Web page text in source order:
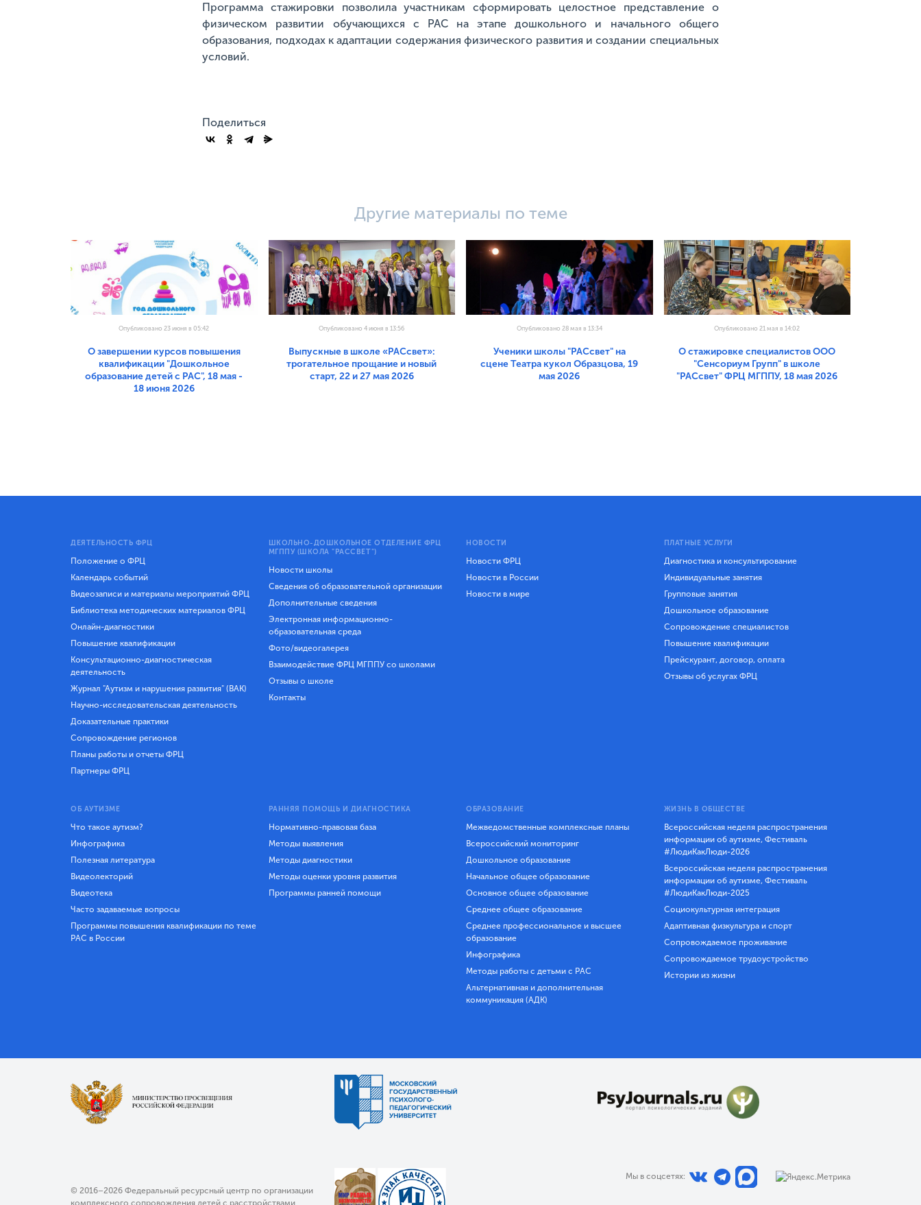
Программа стажировки позволила участникам сформировать целостное представление о
физическом развитии обучающихся с РАС на этапе дошкольного и начального общего
образования, подходах к адаптации содержания физического развития и создании специальных
условий.
Поделиться
Другие материалы по теме
Опубликовано 23 июня в 05:42
О завершении курсов повышения
квалификации "Дошкольное
образование детей с РАС", 18 мая -
18 июня 2026
Опубликовано 4 июня в 13:56
Выпускные в школе «РАСсвет»:
трогательное прощание и новый
старт, 22 и 27 мая 2026
Опубликовано 28 мая в 13:34
Ученики школы "РАСсвет" на
сцене Театра кукол Образцова, 19
мая 2026
Опубликовано 21 мая в 14:02
О стажировке специалистов ООО
"Сенсориум Групп" в школе
"РАСсвет" ФРЦ МГППУ, 18 мая 2026
ДЕЯТЕЛЬНОСТЬ ФРЦ
Положение о ФРЦ
Календарь событий
Видеозаписи и материалы мероприятий ФРЦ
Библиотека методических материалов ФРЦ
Онлайн-диагностики
Повышение квалификации
Консультационно-диагностическая
деятельность
Журнал "Аутизм и нарушения развития" (ВАК)
Научно-исследовательская деятельность
Доказательные практики
Сопровождение регионов
Планы работы и отчеты ФРЦ
Партнеры ФРЦ
ШКОЛЬНО-ДОШКОЛЬНОЕ ОТДЕЛЕНИЕ ФРЦ
МГППУ (ШКОЛА "РАССВЕТ")
Новости школы
Сведения об образовательной организации
Дополнительные сведения
Электронная информационно-
образовательная среда
Фото/видеогалерея
Взаимодействие ФРЦ МГППУ со школами
Отзывы о школе
Контакты
НОВОСТИ
Новости ФРЦ
Новости в России
Новости в мире
ПЛАТНЫЕ УСЛУГИ
Диагностика и консультирование
Индивидуальные занятия
Групповые занятия
Дошкольное образование
Сопровождение специалистов
Повышение квалификации
Прейскурант, договор, оплата
Отзывы об услугах ФРЦ
ОБ АУТИЗМЕ
Что такое аутизм?
Инфографика
Полезная литература
Видеолекторий
Видеотека
Часто задаваемые вопросы
Программы повышения квалификации по теме
РАС в России
РАННЯЯ ПОМОЩЬ И ДИАГНОСТИКА
Нормативно-правовая база
Методы выявления
Методы диагностики
Методы оценки уровня развития
Программы ранней помощи
ОБРАЗОВАНИЕ
Межведомственные комплексные планы
Всероссийский мониторинг
Дошкольное образование
Начальное общее образование
Основное общее образование
Среднее общее образование
Среднее профессиональное и высшее
образование
Инфографика
Методы работы с детьми с РАС
Альтернативная и дополнительная
коммуникация (АДК)
ЖИЗНЬ В ОБЩЕСТВЕ
Всероссийская неделя распространения
информации об аутизме, Фестиваль
#ЛюдиКакЛюди-2026
Всероссийская неделя распространения
информации об аутизме, Фестиваль
#ЛюдиКакЛюди-2025
Социокультурная интеграция
Адаптивная физкультура и спорт
Сопровождаемое проживание
Сопровождаемое трудоустройство
Истории из жизни
© 2016–2026 Федеральный ресурсный центр по организации
Мы в соцсетях: